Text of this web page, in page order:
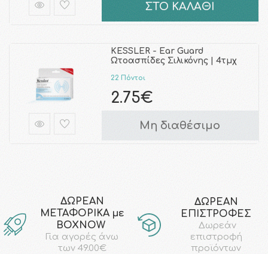
ΣΤΟ ΚΑΛΑΘΙ
KESSLER - Ear Guard
Ωτοασπίδες Σιλικόνης | 4τμχ
22 Πόντοι
2.75€
Μη διαθέσιμο
ΔΩΡΕΑΝ
ΜΕΤΑΦΟΡΙΚΑ με
ΒΟΧΝΟW
Για αγορές άνω
των 49.00€
ΔΩΡΕΑΝ
ΕΠΙΣΤΡΟΦΕΣ
Δωρεάν
επιστροφή
προϊόντων